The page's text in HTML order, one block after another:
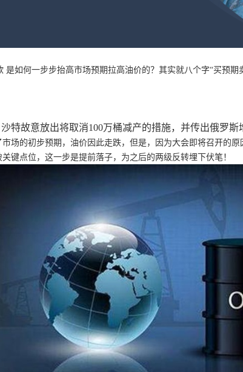
如何一步步抬高市场预期拉高油价的？其实就八个字“买预期
特故意放出将取消100万桶减产的措施，并传出俄罗斯
场的初步预期，油价因此走跌，但是，因为大会即将召开的
键点位，这一步是提前落子，为之后的两级反转埋下伏笔！